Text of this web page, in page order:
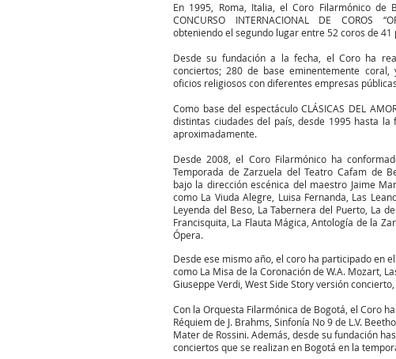
En 1995, Roma, Italia, el Coro Filarmónico de
CONCURSO INTERNACIONAL DE COROS
obteniendo el segundo lugar entre 52 coros de 41
Desde su fundación a la fecha, el Coro ha
conciertos; 280 de base eminentemente
oficios religiosos con diferentes empresas
Como base del espectáculo CLÁSICAS DEL
distintas ciudades del país, desde 1995 hasta la
aproximadamente.
Desde 2008, el Coro Filarmónico ha
Temporada de Zarzuela del Teatro Cafam de
bajo la dirección escénica del maestro Jaime
como La Viuda Alegre, Luisa Fernanda, Las
Leyenda del Beso, La Tabernera del Puerto, La
Francisquita, La Flauta Mágica, Antología de la
Ópera.
Desde ese mismo año, el coro ha participado en
como La Misa de la Coronación de W.A. Mozart,
Giuseppe Verdi, West Side Story versión
Con la Orquesta Filarmónica de Bogotá, el Coro
Réquiem de J. Brahms, Sinfonía No 9 de L.V.
Mater de Rossini. Además, desde su fundación
conciertos que se realizan en Bogotá en la